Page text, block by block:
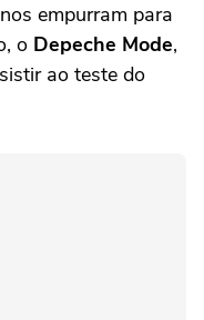
empurram para
o Depeche Mode,
ao teste do